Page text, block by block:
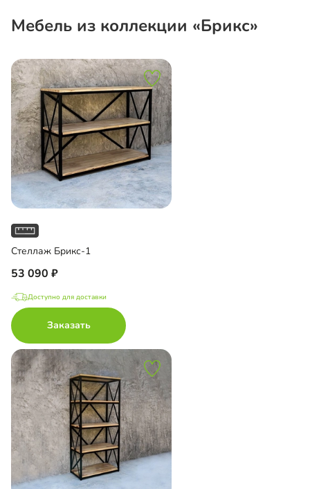
Мебель из коллекции «Брикс»
Стеллаж Брикс-1
53 090
Доступно для доставки
Заказать